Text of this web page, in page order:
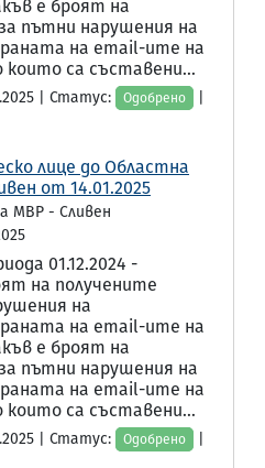
е броят на
пътни нарушения на
на email-ите на
които са съставени...
| Статус: Одобрено
лице до Областна
от 14.01.2025
МВР - Сливен
01.12.2024 -
на получените
на
на email-ите на
е броят на
пътни нарушения на
на email-ите на
които са съставени...
| Статус: Одобрено